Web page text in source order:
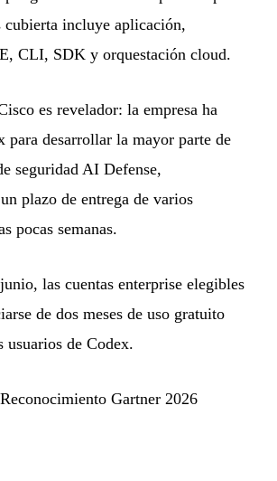
cubierta incluye aplicación,
CLI, SDK y orquestación cloud.
es revelador: la empresa ha
para desarrollar la mayor parte de
seguridad AI Defense,
plazo de entrega de varios
pocas semanas.
las cuentas enterprise elegibles
de dos meses de uso gratuito
usuarios de Codex.
Gartner 2026